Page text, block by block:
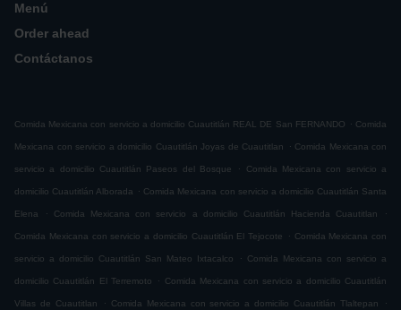
Menú
Order ahead
Contáctanos
Comida Mexicana con servicio a domicilio Cuautitlán REAL DE San FERNANDO . Comida
Mexicana con servicio a domicilio Cuautitlán Joyas de Cuautitlan . Comida Mexicana con
servicio a domicilio Cuautitlán Paseos del Bosque . Comida Mexicana con servicio a
domicilio Cuautitlán Alborada . Comida Mexicana con servicio a domicilio Cuautitlán Santa
Elena . Comida Mexicana con servicio a domicilio Cuautitlán Hacienda Cuautitlan .
Comida Mexicana con servicio a domicilio Cuautitlán El Tejocote . Comida Mexicana con
servicio a domicilio Cuautitlán San Mateo Ixtacalco . Comida Mexicana con servicio a
domicilio Cuautitlán El Terremoto . Comida Mexicana con servicio a domicilio Cuautitlán
Villas de Cuautitlan . Comida Mexicana con servicio a domicilio Cuautitlán Tlaltepan .